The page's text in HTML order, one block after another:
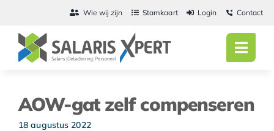
inhoud
Wie wij zijn Stamkaart Login Contact
AOW-gat zelf compenseren
18 augustus 2022